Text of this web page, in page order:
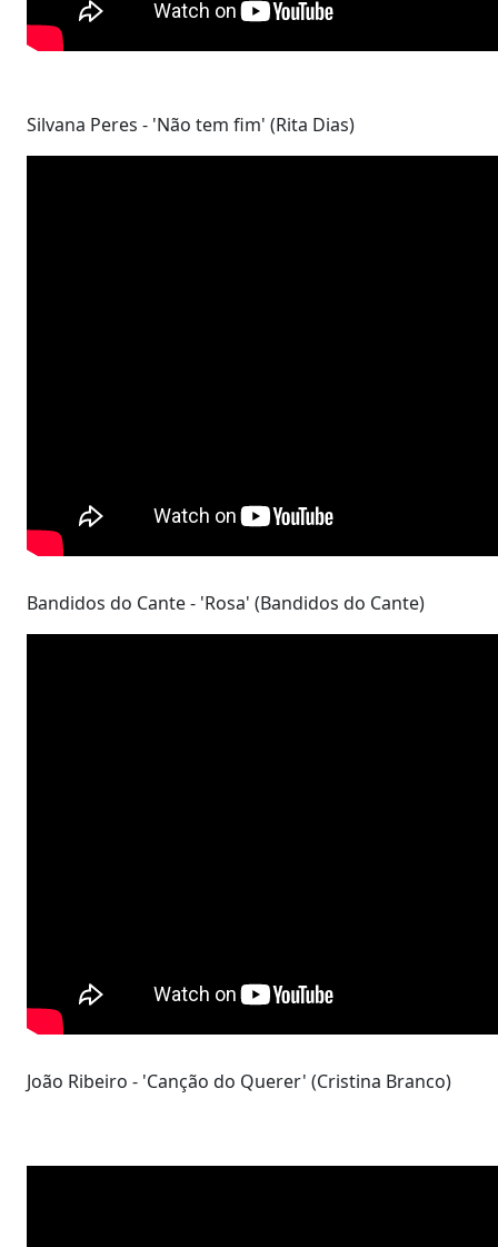
Silvana Peres - 'Não tem fim' (Rita Dias)
Bandidos do Cante - 'Rosa' (Bandidos do Cante)
João Ribeiro - 'Canção do Querer' (Cristina Branco)